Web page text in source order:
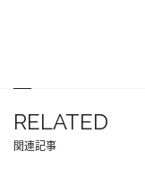
RELATED
関連記事